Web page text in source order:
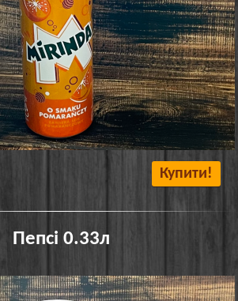
Купити!
Пепсі 0.33л